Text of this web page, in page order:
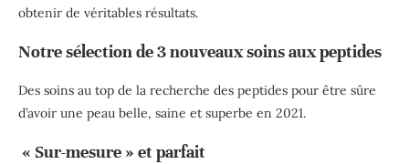
obtenir de véritables résultats.
Notre sélection de 3 nouveaux soins aux peptides
Des soins au top de la recherche des peptides pour être sûre
d’avoir une peau belle, saine et superbe en 2021.
« Sur-mesure » et parfait